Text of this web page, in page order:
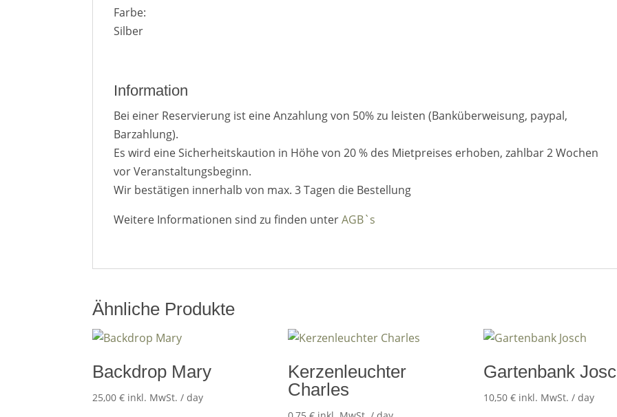
Farbe:
Silber
Information
Bei einer Reservierung ist eine Anzahlung von 50% zu leisten (Banküberweisung, paypal,
Barzahlung).
Es wird eine Sicherheitskaution in Höhe von 20 % des Mietpreises erhoben, zahlbar 2 Wochen
vor Veranstaltungsbeginn.
Wir bestätigen innerhalb von max. 3 Tagen die Bestellung
Weitere Informationen sind zu finden unterAGB`s
Ähnliche Produkte
Backdrop Mary
25,00€ inkl. MwSt. / day
Kerzenleuchter
Charles
Gartenbank
10,50 € inkl. MwSt. / day